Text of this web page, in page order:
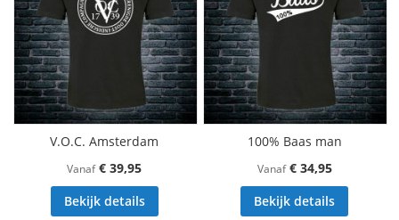
V.O.C. Amsterdam
Vanaf € 39,95
Bekijk details
100% Baas man
Vanaf € 34,95
Bekijk details